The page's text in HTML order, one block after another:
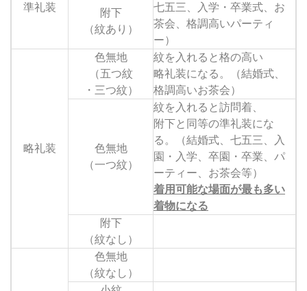
準礼装
七五三、入学・卒業式、お
茶会、格調高いパーティ
ー）
附下
（紋あり）
略礼装
色無地
（五つ紋
・三つ紋）
紋を入れると格の高い
略礼装になる。（結婚式、
格調高いお茶会）
色無地
（一つ紋）
紋を入れると訪問着、
附下と同等の準礼装にな
る。（結婚式、七五三、入
園・入学、卒園・卒業、パ
ーティー、お茶会等）
着用可能な場面が最も多い
着物になる
附下
（紋なし）
色無地
（紋なし）